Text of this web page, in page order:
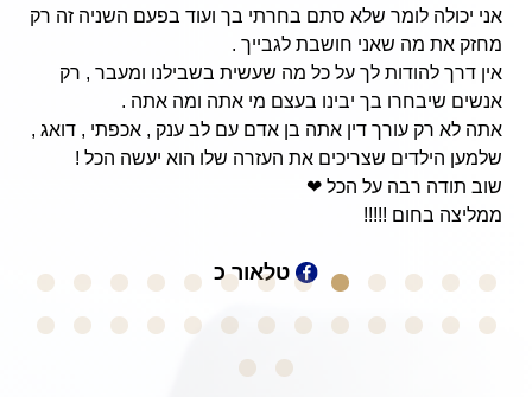
אני יכולה לומר שלא סתם בחרתי בך ועוד בפעם השניה זה רק
מחזק את מה שאני חושבת לגבייך .
אין דרך להודות לך על כל מה שעשית בשבילנו ומעבר , רק
אנשים שיבחרו בך יבינו בעצם מי אתה ומה אתה .
אתה לא רק עורך דין אתה בן אדם עם לב ענק , אכפתי , דואג ,
שלמען הילדים שצריכים את העזרה שלו הוא יעשה הכל !
שוב תודה רבה על הכל ❤
ממליצה בחום !!!!!
טלאור כ